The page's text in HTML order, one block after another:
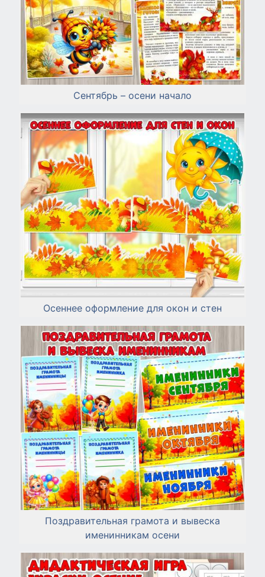
Сентябрь – осени начало
Осеннее оформление для окон и стен
Поздравительная грамота и вывеска
именинникам осени